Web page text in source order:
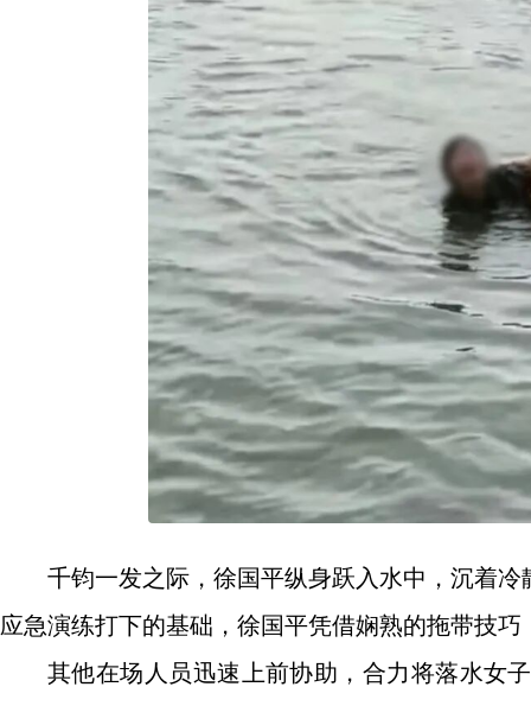
千钧一发之际，徐国平纵身跃入水中，沉着
应急演练打下的基础，徐国平凭借娴熟的拖带技
其他在场人员迅速上前协助，合力将落水